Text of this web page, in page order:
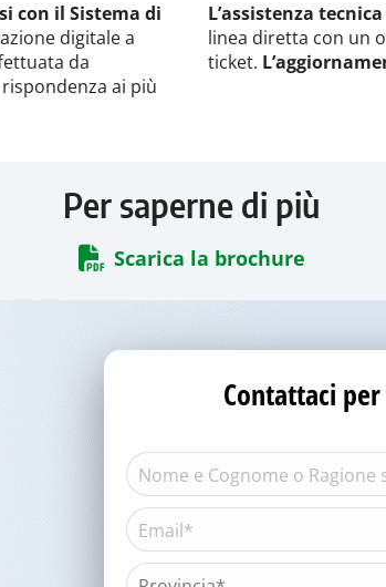
con il Sistema di
digitale a
da
ai più
L’assistenza tecnica
linea diretta con un
ticket.
Per saperne di più
Scarica la brochure
Contattaci
Nome
e
Cognome
o
Ragione
sociale*
Nome
Email*
(Obbligatorio)
Provincia*